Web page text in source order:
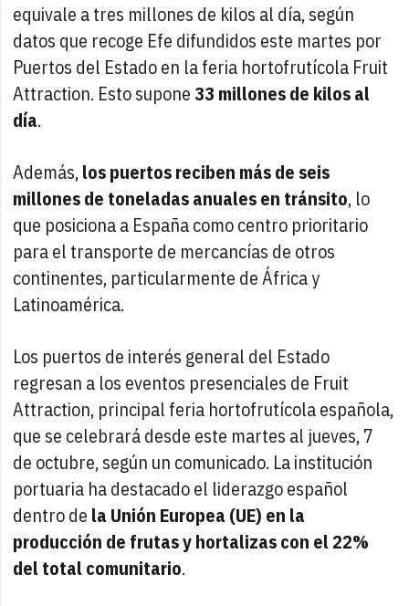
equivale a tres millones de kilos al día, según
datos que recoge Efe difundidos este martes por
Puertos del Estado en la feria hortofrutícola Fruit
Attraction. Esto supone33 millones de kilos al
día.
Además,los puertos reciben más de seis
millones de toneladas anuales en tránsito, lo
que posiciona a España como centro prioritario
para el transporte de mercancías de otros
continentes, particularmente de África y
Latinoamérica.
Los puertos de interés general del Estado
regresan a los eventos presenciales de Fruit
Attraction, principal feria hortofrutícola española,
que se celebrará desde este martes al jueves, 7
de octubre, según un comunicado. La institución
portuaria ha destacado el liderazgo español
dentro de la Unión Europea (UE) en la
producción de frutas y hortalizas con el 22%
del total comunitario.